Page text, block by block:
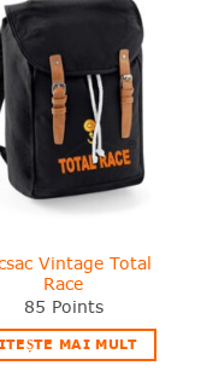
❤
Adauga
in
wishlist!
Vintage Total
Race
85 Points
MAI MULT